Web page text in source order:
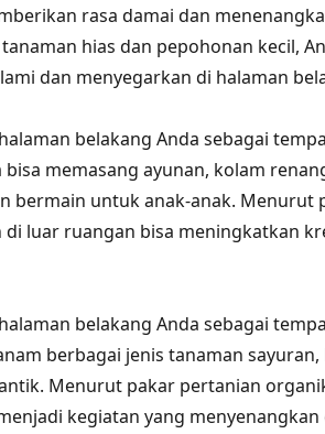
rasa damai dan
hias dan pepohonan kecil,
dan menyegarkan di halaman
belakang Anda sebagai
bisa memasang ayunan, kolam
bermain untuk anak-anak. Menurut
di luar ruangan bisa meningkatkan
belakang Anda sebagai
berbagai jenis tanaman
Menurut pakar pertanian
kegiatan yang